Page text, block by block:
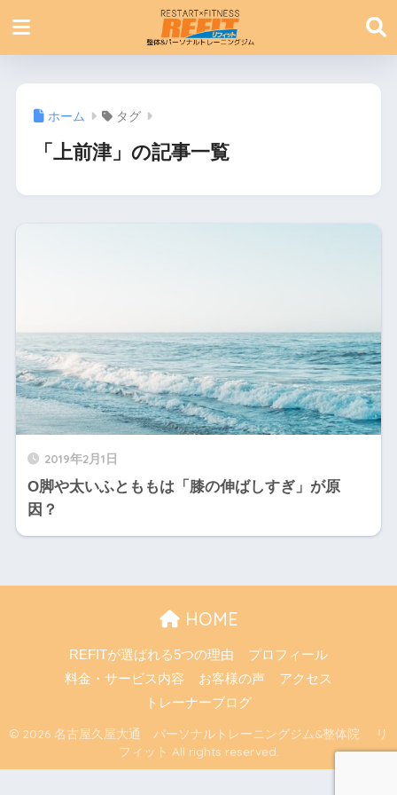
ホーム タグ
「上前津」の記事一覧
2019年2月1日
O脚や太いふとももは「膝の伸ばしすぎ」が原
因？
HOME
REFITが選ばれる5つの理由
プロフィール
料金・サービス内容
お客様の声
アクセス
トレーナーブログ
© 2026 名古屋久屋大通 パーソナルトレーニングジム&整体院 リ
フィット All rights reserved.